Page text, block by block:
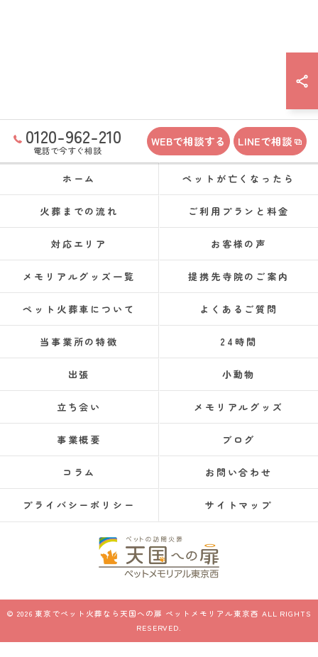
0120-962-210
電話で今すぐ相談
WEBで相談する LINEで相談
ホーム ペットが亡くなったら
火葬までの流れ ご利用プランと料金
対応エリア お客様の声
メモリアルグッズ一覧 提携先寺院のご案内
ペット火葬車について よくあるご質問
当事業所の特徴 24時間
出張 小動物
立ち会い メモリアルグッズ
事業概要 ブログ
コラム お問い合わせ
プライバシーポリシー サイトマップ
© 2026 東京でペット火葬なら天国への扉 ペットメモリアル東京西 ALL RIGHTS
RESERVED.